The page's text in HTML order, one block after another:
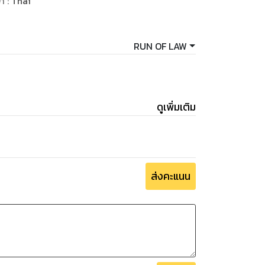
การใช้ที่ดินเพื่อเกษตรกรรมตามกฎหมายว่า
กษตรกรและประโยชน์สาธารณะของประเทศ
RUN OF LAW
ดูเพิ่มเติม
ส่งคะแนน